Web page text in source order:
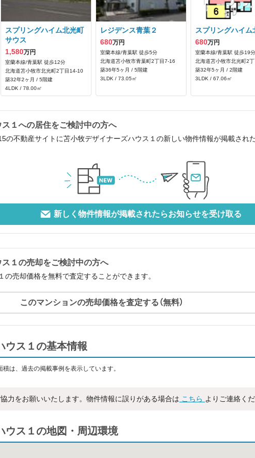
スプリングハイム北光町
サウス
1,580万円
室蘭本線/青葉駅 徒歩12分
北海道苫小牧市北光町2丁目14-10
築32年2ヶ月 / 5階建
4LDK / 78.00㎡
レジデンス青葉２
680万円
室蘭本線/青葉駅 徒歩5分
北海道苫小牧市青葉町2丁目7-16
築36年5ヶ月 / 5階建
3LDK / 73.05㎡
スプリングハイム
680万円
室蘭本線/青葉駅 徒歩19分
北海道苫小牧市北光町2
築32年5ヶ月 / 2階建
3LDK / 67.06㎡
１への居住をご検討中の方へ
の不動産サイトに苫小牧デザイナーズハウス１の新しい物件情報が掲載され
新しく物件情報が掲載されたらお知らせを受け取る
１の売却をご検討中の方へ
の売却価格を無料で査定することができます。
このマンションの売却価格を査定する（無料）
ウス１の基本情報
は、過去の掲載事例を表示しています。
力をお願いいたします。物件情報に誤りがある場合は こちら よりご連絡く
ウス１の地図・周辺環境